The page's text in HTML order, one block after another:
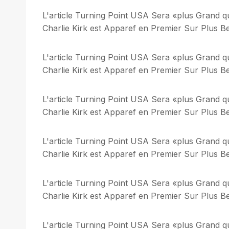
L'article Turning Point USA Sera «plus Grand
Charlie Kirk est Apparef en Premier Sur Plus
L'article Turning Point USA Sera «plus Grand
Charlie Kirk est Apparef en Premier Sur Plus
L'article Turning Point USA Sera «plus Grand
Charlie Kirk est Apparef en Premier Sur Plus
L'article Turning Point USA Sera «plus Grand
Charlie Kirk est Apparef en Premier Sur Plus
L'article Turning Point USA Sera «plus Grand
Charlie Kirk est Apparef en Premier Sur Plus
L'article Turning Point USA Sera «plus Grand